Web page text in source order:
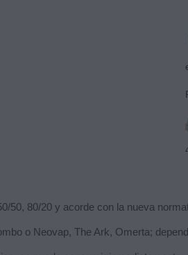
50, 80/20 y acorde con la nueva
o Neovap, The Ark, Omerta;